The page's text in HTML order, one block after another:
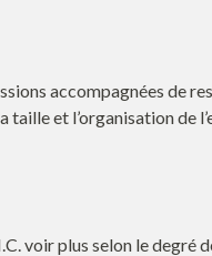
accompagnées de
taille et l’organisation de
voir plus selon le degré